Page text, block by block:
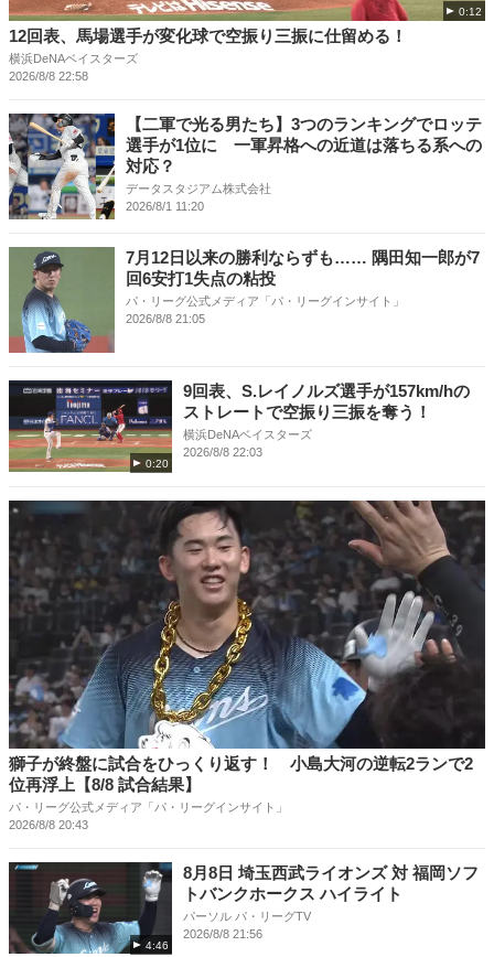
0:12
12回表、馬場選手が変化球で空振り三振に仕留める！
横浜DeNAベイスターズ
2026/8/8 22:58
【二軍で光る男たち】3つのランキングでロッテ
選手が1位に 一軍昇格への近道は落ちる系への
対応？
データスタジアム株式会社
2026/8/1 11:20
7月12日以来の勝利ならずも…… 隅田知一郎が7
回6安打1失点の粘投
パ・リーグ公式メディア「パ・リーグインサイト」
2026/8/8 21:05
0:20
9回表、S.レイノルズ選手が157km/hの
ストレートで空振り三振を奪う！
横浜DeNAベイスターズ
2026/8/8 22:03
獅子が終盤に試合をひっくり返す！ 小島大河の逆転2ランで2
位再浮上【8/8 試合結果】
パ・リーグ公式メディア「パ・リーグインサイト」
2026/8/8 20:43
4:46
8月8日 埼玉西武ライオンズ 対 福岡ソフ
トバンクホークス ハイライト
パーソル パ・リーグTV
2026/8/8 21:56